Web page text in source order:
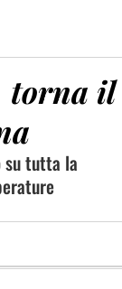
torna il
su tutta la